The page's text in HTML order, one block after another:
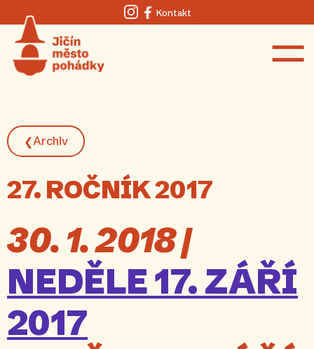
Instagram
Facebook
Kontakt
❮Archiv
27. ROČNÍK 2017
30. 1. 2018 |
NEDĚLE 17. ZÁŘÍ
2017